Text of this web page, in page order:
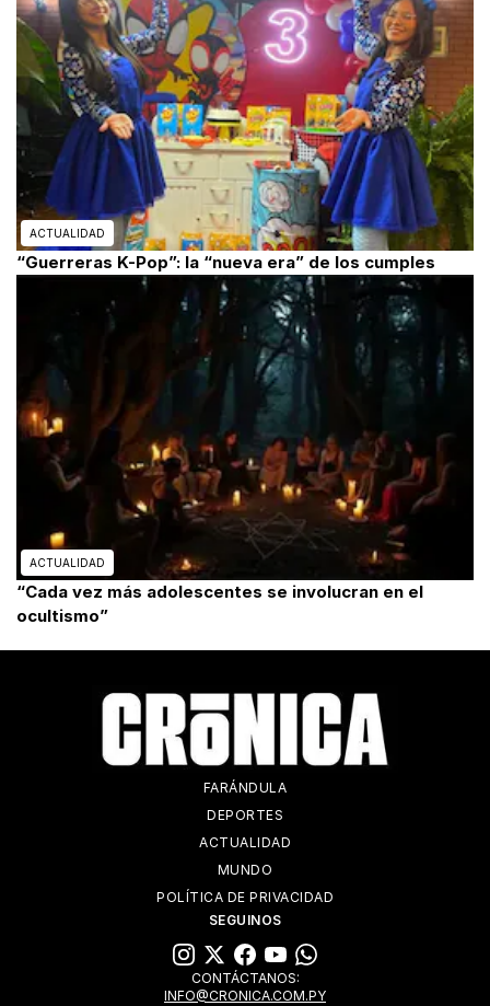
ACTUALIDAD
“Guerreras K-Pop”: la “nueva era” de los cumples
ACTUALIDAD
“Cada vez más adolescentes se involucran en el
ocultismo”
FARÁNDULA
DEPORTES
ACTUALIDAD
MUNDO
POLÍTICA DE PRIVACIDAD
SEGUINOS
CONTÁCTANOS:
INFO@CRONICA.COM.PY